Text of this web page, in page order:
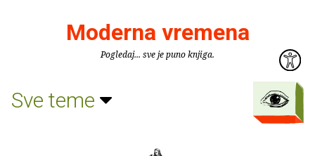
Moderna vremena
Pogledaj... sve je puno knjiga.
Sve teme